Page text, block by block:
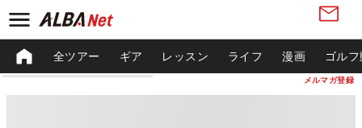
メルマガ登録
全ツアー ギア レッスン ライフ 漫画 ゴル